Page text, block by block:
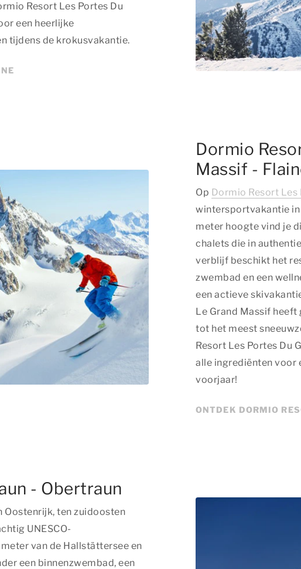
Resort Les Portes Du
een heerlijke
tijdens de krokusvakantie.
Dormio
Massif -
Op Dormio Resort Les
wintersportvakantie in
meter hoogte vind je
chalets die in
verblijf beschikt het
zwembad en een
een actieve
Le Grand Massif
tot het meest
Resort Les Portes Du
alle ingrediënten voor
voorjaar!
ONTDEK DORMIO
- Obertraun
Oostenrijk, ten zuidoosten
UNESCO-
van de Hallstättersee en
een binnenzwembad, een